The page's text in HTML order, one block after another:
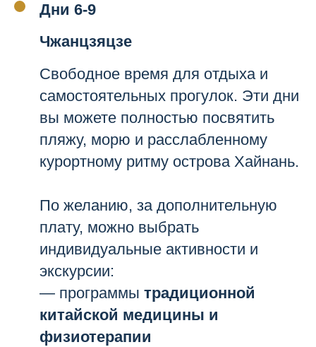
Дни 6-9
Чжанцзяцзе
Свободное время для отдыха и
самостоятельных прогулок. Эти дни
вы можете полностью посвятить
пляжу, морю и расслабленному
курортному ритму острова Хайнань.
По желанию, за дополнительную
плату, можно выбрать
индивидуальные активности и
экскурсии:
— программы традиционной
китайской медицины и
физиотерапии